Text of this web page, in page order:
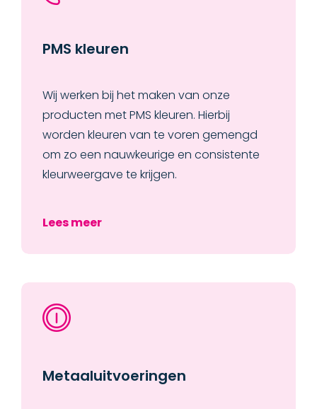
PMS kleuren
Wij werken bij het maken van onze
producten met PMS kleuren. Hierbij
worden kleuren van te voren gemengd
om zo een nauwkeurige en consistente
kleurweergave te krijgen.
Lees meer
Metaaluitvoeringen